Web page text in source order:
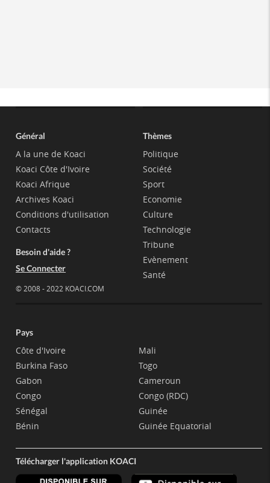
Général
A la une de Koaci
Koaci Côte d'Ivoire
Koaci Afrique
Archives Koaci
Conditions d'utilisation
Contacts
Besoin d'aide ?
Se Connecter
© 2008 - 2022 KOACI.COM
Thèmes
Politique
Société
Sport
Economie
Culture
Technologie
Tribune
Evènement
Santé
Pays
Côte d'Ivoire
Burkina Faso
Gabon
Congo
Sénégal
Bénin
Mali
Togo
Cameroun
Congo (RDC)
Guinée
Guinée Equatorial
Télécharger l'application KOACI